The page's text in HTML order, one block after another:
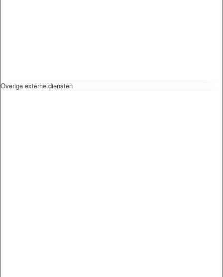
Overige externe diensten